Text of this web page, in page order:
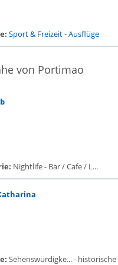
Sport & Freizeit-Ausflüge
von Portimao
Nightlife - Bar / Cafe / L...
Sehenswürdigke... - historische